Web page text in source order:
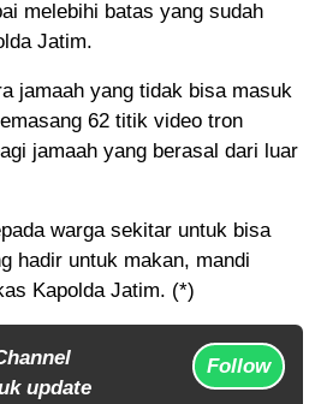
melebihi batas yang sudah
Jatim.
jamaah yang tidak bisa masuk
62 titik video tron
jamaah yang berasal dari luar
warga sekitar untuk bisa
hadir untuk makan, mandi
Kapolda Jatim. (*)
update
Follow